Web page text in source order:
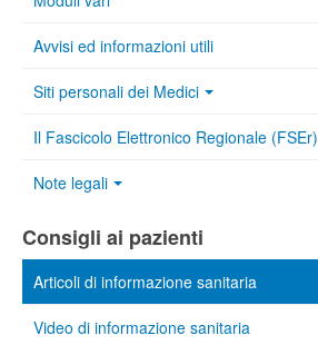
Avvisi ed informazioni utili
Siti personali dei Medici
Il Fascicolo Elettronico Regionale (FSEr)
Note legali
Consigli ai pazienti
Articoli di informazione sanitaria
Video di informazione sanitaria